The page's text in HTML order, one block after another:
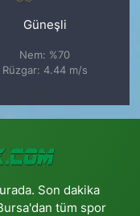
Güneşli
Nem: %70
Rüzgar: 4.44 m/s
Son dakika
tüm spor